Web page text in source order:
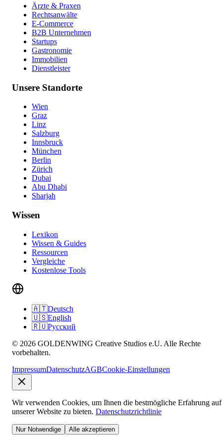
Ärzte & Praxen
Rechtsanwälte
E-Commerce
B2B Unternehmen
Startups
Gastronomie
Immobilien
Dienstleister
Unsere Standorte
Wien
Graz
Linz
Salzburg
Innsbruck
München
Berlin
Zürich
Dubai
Abu Dhabi
Sharjah
Wissen
Lexikon
Wissen & Guides
Ressourcen
Vergleiche
Kostenlose Tools
🇦🇹Deutsch
🇺🇸English
🇷🇺Русский
© 2026 GOLDENWING Creative Studios e.U. Alle Rechte
vorbehalten.
ImpressumDatenschutzAGBCookie-Einstellungen
Wir verwenden Cookies, um Ihnen die bestmögliche Erfahrung auf
unserer Website zu bieten. Datenschutzrichtlinie
Nur Notwendige Alle akzeptieren